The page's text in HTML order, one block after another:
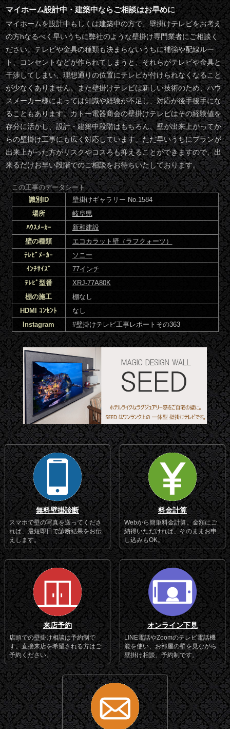
マイホーム設計中・建築中ならご相談はお早めに
マイホームを設計中もしくは建築中の方で、壁掛けテレビをお考え
の方hなるべく早いうちに弊社のような壁掛け専門業者にご相談く
ださい。テレビや金具の種類も決まらないうちに補強や配線ルー
ト、コンセントなどが作られてしまうと、それらがテレビや金具と
干渉してしまい、理想通りの位置にテレビが付けられなくなること
が少なくありません。また壁掛けテレビは新しい技術のため、ハウ
スメーカー様によっては知識や経験が不足し、対応が後手後手にな
ることもあります。カトー電器商会の壁掛けテレビはその経験値を
存分に活かし、設計・建築中段階はもちろん、壁が出来上がってか
らの壁掛け工事にも広く対応しています。ただ早いうちにプランが
出来上がった方がリスクやコスろも抑えることができますので、出
来るだけお早い段階でのご相談をお待ちいたしております。
この工事のデータシート
識別ID
壁掛けギャラリー No.1584
場所
岐阜県
ﾊｳｽﾒｰｶｰ
新和建設
壁の種類
エコカラット壁（ラフクォーツ）
ﾃﾚﾋﾞﾒｰｶｰ
ソニー
ｲﾝﾁｻｲｽﾞ
77インチ
ﾃﾚﾋﾞ型番
XRJ-77A80K
棚の施工
棚なし
HDMI ｺﾝｾﾝﾄ
なし
Instagram
#壁掛けテレビ工事レポートその363
無料壁掛診断
スマホで壁の写真を送ってくださ
れば、最短即日で診断結果をお伝
えします。
料金計算
Webから簡単料金計算。金額にご
納得いただければ、そのままお申
し込みもOK。
来店予約
店頭での壁掛け相談は予約制で
す。直接来店を希望される方はご
予約ください。
オンライン下見
LINE電話やZoomのテレビ電話機
能を使い、お部屋の壁を見ながら
壁掛け相談。予約制です。